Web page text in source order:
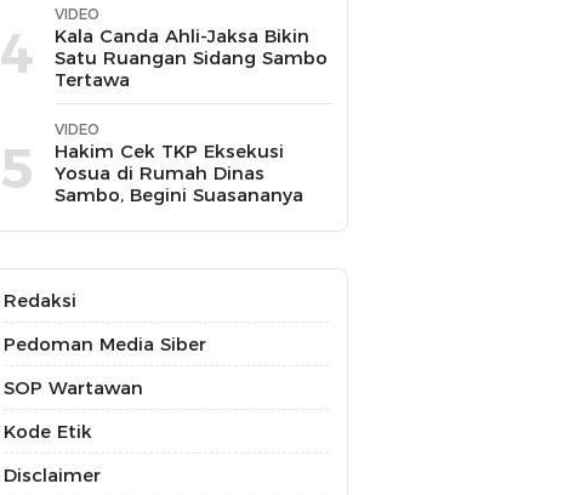
4
VIDEO
Kala Canda Ahli-Jaksa Bikin
Satu Ruangan Sidang Sambo
Tertawa
5
VIDEO
Hakim Cek TKP Eksekusi
Yosua di Rumah Dinas
Sambo, Begini Suasananya
Redaksi
Pedoman Media Siber
SOP Wartawan
Kode Etik
Disclaimer